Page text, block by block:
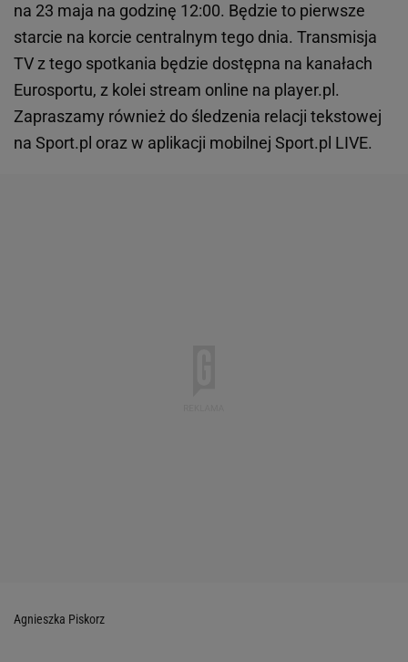
na 23 maja na godzinę 12:00. Będzie to pierwsze
starcie na korcie centralnym tego dnia. Transmisja
TV z tego spotkania będzie dostępna na kanałach
Eurosportu, z kolei stream online na player.pl.
Zapraszamy również do śledzenia relacji tekstowej
na Sport.pl oraz w aplikacji mobilnej Sport.pl LIVE.
Agnieszka Piskorz